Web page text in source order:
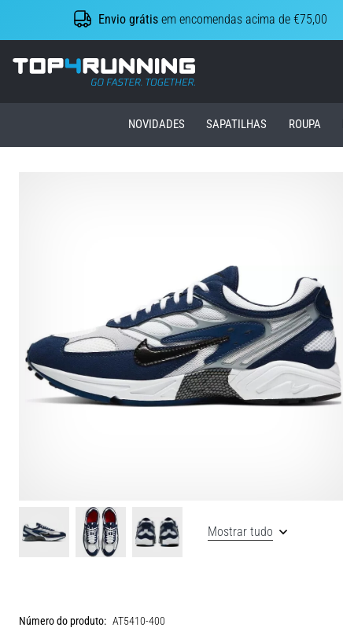
Envio grátis em encomendas acima de €75,00
Top4Running.pt
NOVIDADES SAPATILHAS ROUPA
Mostrar tudo
Número do produto: AT5410-400